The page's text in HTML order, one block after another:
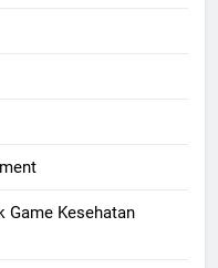
Game Kesehatan